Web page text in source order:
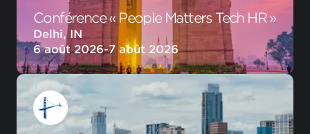
Conférence « People Matters Tech HR »
Delhi, IN
6 août 2026-7 août 2026